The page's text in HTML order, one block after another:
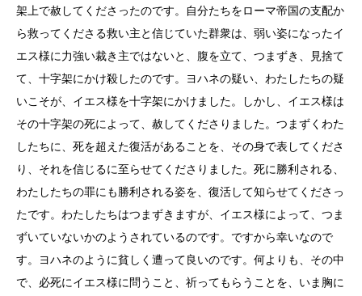
架上で赦してくださったのです。自分たちをローマ帝国の支配か
ら救ってくださる救い主と信じていた群衆は、弱い姿になったイ
エス様に力強い裁き主ではないと、腹を立て、つまずき、見捨て
て、十字架にかけ殺したのです。ヨハネの疑い、わたしたちの疑
いこそが、イエス様を十字架にかけました。しかし、イエス様は
その十字架の死によって、赦してくださりました。つまずくわた
したちに、死を超えた復活があることを、その身で表してくださ
り、それを信じるに至らせてくださりました。死に勝利される、
わたしたちの罪にも勝利される姿を、復活して知らせてくださっ
たです。わたしたちはつまずきますが、イエス様によって、つま
ずいていないかのようされているのです。ですから幸いなので
す。ヨハネのように貧しく遭って良いのです。何よりも、その中
で、必死にイエス様に問うこと、祈ってもらうことを、いま胸に